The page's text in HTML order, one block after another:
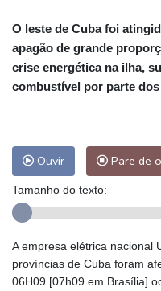
O leste de Cuba foi
apagão de grande
crise energética na ilha,
combustível por parte
Ouvir Pare de
Tamanho do texto:
A empresa elétrica nacional
províncias de Cuba foram
06H09 [07h09 em Brasília]